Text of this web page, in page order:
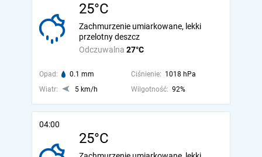
25°C
Odczuwalna 27°C
Zachmurzenie umiarkowane, lekki
przelotny deszcz
Opad: 0.1 mm Ciśnienie: 1018 hPa
Wiatr:
5 km/h Wilgotność: 92%
04:00
25°C